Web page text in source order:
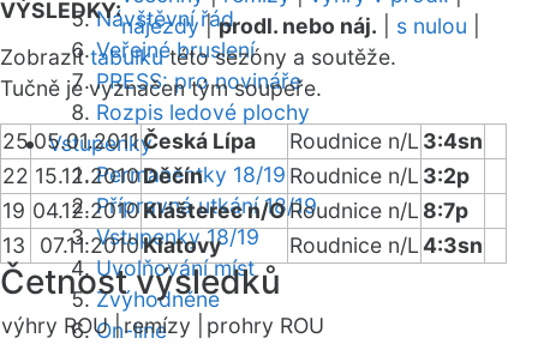
Návštěvní řád
Veřejné bruslení
PRESS: pro novináře
Rozpis ledové plochy
Vstupenky
Permanentky 18/19
Přípravná utkání 18/19
Vstupenky 18/19
Uvolňování míst
Zvýhodněné
On-line
VÝSLEDKY:
nájezdy|prodl. nebo náj. s nulou
Zobrazittabulkutéto sezóny a soutěže.
Tučně je vyznačen tým soupeře.
25 05.01.2011Česká Lípa Roudnice n/L 3:4sn
22 15.12.2010Děčín Roudnice n/L 3:2p
19 04.12.2010Klášterec n/ORoudnice n/L 8:7p
13
07.11.2010Klatovy Roudnice n/L4:3sn
Četnost výsledků
výhry ROU |remízy |
prohry ROU